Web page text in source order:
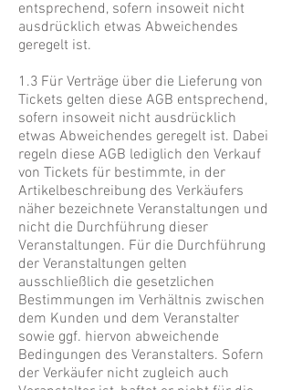
entsprechend, sofern insoweit nicht
ausdrücklich etwas Abweichendes
geregelt ist.
1.3 Für Verträge über die Lieferung von
Tickets gelten diese AGB entsprechend,
sofern insoweit nicht ausdrücklich
etwas Abweichendes geregelt ist. Dabei
regeln diese AGB lediglich den Verkauf
von Tickets für bestimmte, in der
Artikelbeschreibung des Verkäufers
näher bezeichnete Veranstaltungen und
nicht die Durchführung dieser
Veranstaltungen. Für die Durchführung
der Veranstaltungen gelten
ausschließlich die gesetzlichen
Bestimmungen im Verhältnis zwischen
dem Kunden und dem Veranstalter
sowie ggf. hiervon abweichende
Bedingungen des Veranstalters. Sofern
der Verkäufer nicht zugleich auch